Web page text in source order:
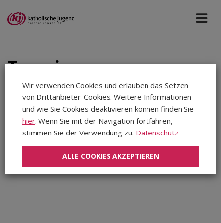
Termine
Tiroler Sonntag Jul 2024
Aug 2026
Sep 2026
Okt 2026
Nov 2026
In diesem Zeitraum wurden keine Veranstaltungen
Wir verwenden Cookies und erlauben das Setzen
von Drittanbieter-Cookies. Weitere Informationen
und wie Sie Cookies deaktivieren können finden Sie
hier. Wenn Sie mit der Navigation fortfahren,
stimmen Sie der Verwendung zu. Datenschutz
ALLE COOKIES AKZEPTIEREN